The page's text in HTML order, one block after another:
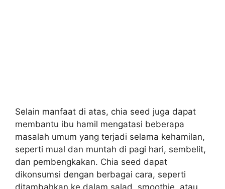
Selain manfaat di atas, chia seed juga dapat
membantu ibu hamil mengatasi beberapa
masalah umum yang terjadi selama kehamilan,
seperti mual dan muntah di pagi hari, sembelit,
dan pembengkakan. Chia seed dapat
dikonsumsi dengan berbagai cara, seperti
ditambahkan ke dalam salad, smoothie, atau